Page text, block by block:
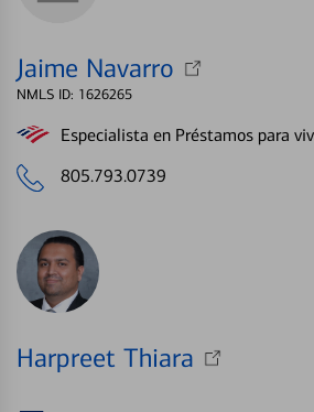
Jaime Navarro
NMLS ID: 1626265
Especialista en Préstamos para
805.793.0739
Harpreet Thiara